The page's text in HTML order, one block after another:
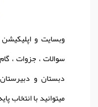
وبسایت و
سوالات ، جزوات ،
دبستان و
میتوانید با انتخاب